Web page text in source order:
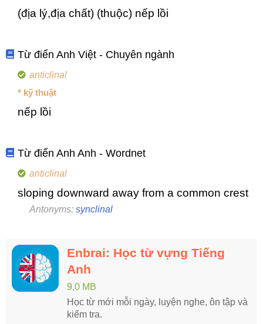
(địa lý,địa chất) (thuộc) nếp lồi
Từ điển Anh Việt - Chuyên ngành
anticlinal
* kỹ thuật
nếp lồi
Từ điển Anh Anh - Wordnet
anticlinal
sloping downward away from a common crest
Antonyms: synclinal
Enbrai: Học từ vựng Tiếng
Anh
9,0 MB
Học từ mới mỗi ngày, luyện nghe, ôn tập và
kiểm tra.